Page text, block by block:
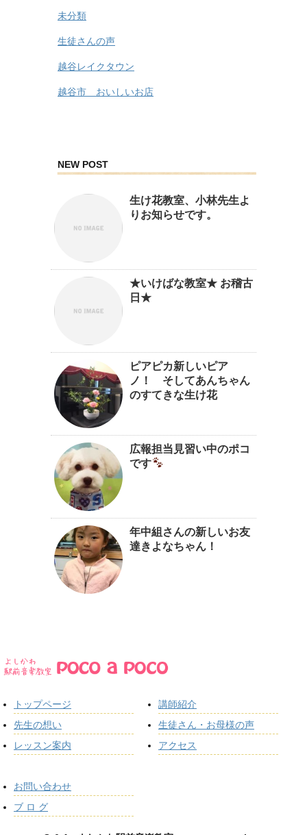
未分類
生徒さんの声
越谷レイクタウン
越谷市 おいしいお店
NEW POST
生け花教室、小林先生よ
りお知らせです。
★いけばな教室★ お稽古
日★
ピアピカ新しいピア
ノ！ そしてあんちゃん
のすてきな生け花
広報担当見習い中のポコ
です
年中組さんの新しいお友
達きよなちゃん！
トップページ
先生の想い
レッスン案内
講師紹介
生徒さん・お母様の声
アクセス
お問い合わせ
ブ ロ グ